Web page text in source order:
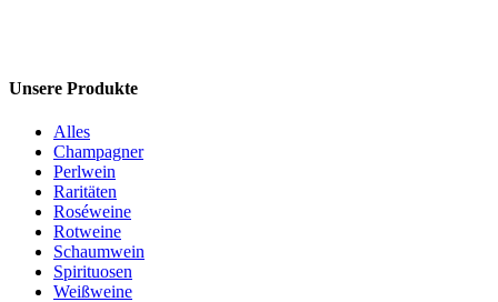
Unsere Produkte
Alles
Champagner
Perlwein
Raritäten
Roséweine
Rotweine
Schaumwein
Spirituosen
Weißweine